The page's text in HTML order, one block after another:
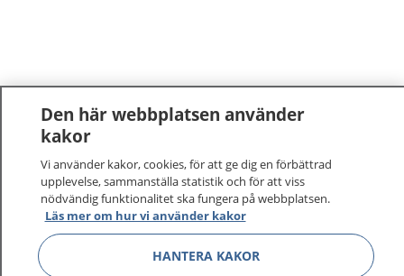
1177–tryggt om din hälsa och vård
På 1177.se får du råd om hälsa och information om
Den här webbplatsen använder
kakor
Vi använder kakor, cookies, för att ge dig en förbättrad
upplevelse, sammanställa statistik och för att viss
nödvändig funktionalitet ska fungera på webbplatsen.
Läs mer om hur vi använder kakor
HANTERA KAKOR